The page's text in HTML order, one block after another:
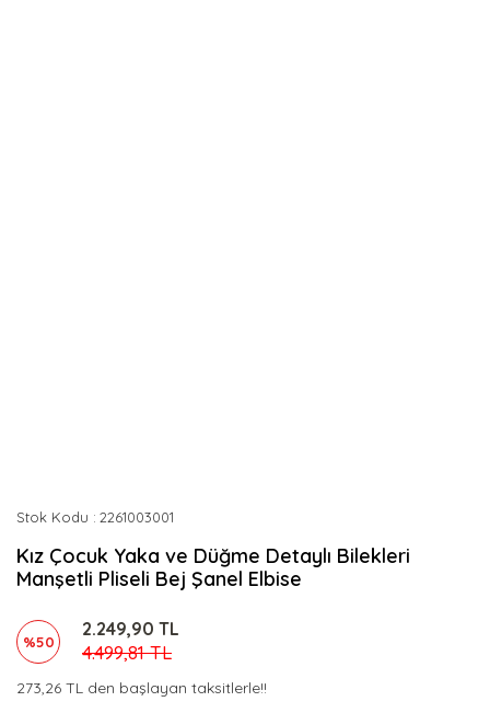
Stok Kodu 2261003001
Kız Çocuk Yaka ve Düğme Detaylı Bilekleri
Manşetli Pliseli Bej Şanel Elbise
%50
2.249,90 TL
4.499,81 TL
273,26 TL den başlayan taksitlerle!!